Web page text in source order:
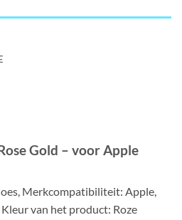
Gold – voor Apple
Merkcompatibiliteit: Apple,
van het product: Roze